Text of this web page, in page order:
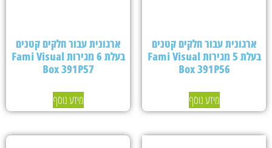
ארגונית עבור חלקים קטנים
בעלת 5 מגירות Fami Visual
Box 391P56
מידע נוסף
ארגונית עבור חלקים קטנים
בעלת 6 מגירות Fami Visual
Box 391P57
מידע נוסף